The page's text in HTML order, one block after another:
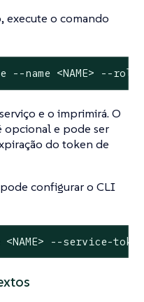
execute o comando
name <NAME> --
e o imprimirá. O
opcional e pode ser
do token de
configurar o CLI
--service-token